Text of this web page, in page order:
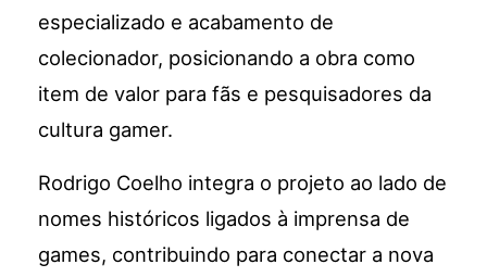
especializado e acabamento de
colecionador, posicionando a obra como
item de valor para fãs e pesquisadores da
cultura gamer.
Rodrigo Coelho integra o projeto ao lado de
nomes históricos ligados à imprensa de
games, contribuindo para conectar a nova